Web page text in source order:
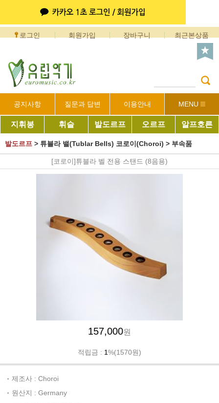
로그인 회원가입 장바구니 최근본상품
공지사항 질문과 답변 이용안내 MENU
지휘봉 휘슬 발도르프 오르프 알프호른
발도르프 > 튜블라 밸(Tublar Bells) 코로이(Choroi) > 부속품
[코로이]튜블라 벨 전용 스탠드 (8음용)
157,000원
적립금 : 1%(1570원)
제조사 : Choroi
원산지 : Germany